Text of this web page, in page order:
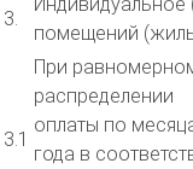
3.
помещений
3.1
При
распределении
оплаты по
года в